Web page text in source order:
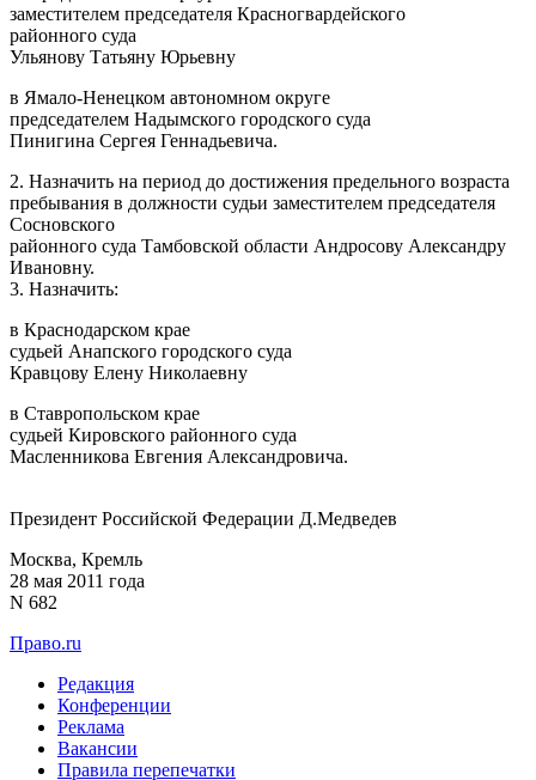
заместителем председателя Красногвардейского
районного суда
Ульянову Татьяну Юрьевну
в Ямало-Ненецком автономном округе
председателем Надымского городского суда
Пинигина Сергея Геннадьевича.
2. Назначить на период до достижения предельного возраста
пребывания в должности судьи заместителем председателя
Сосновского
районного суда Тамбовской области Андросову Александру
Ивановну.
3. Назначить:
в Краснодарском крае
судьей Анапского городского суда
Кравцову Елену Николаевну
в Ставропольском крае
судьей Кировского районного суда
Масленникова Евгения Александровича.
Президент Российской Федерации Д.Медведев
Москва, Кремль
28 мая 2011 года
N 682
Право.ru
Редакция
Конференции
Реклама
Вакансии
Правила перепечатки